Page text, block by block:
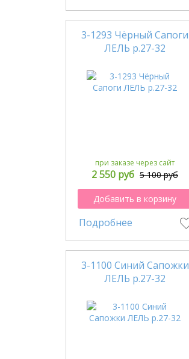
3-1293 Чёрный Сапоги
ЛЕЛЬ р.27-32
при заказе через сайт
2 550 руб 5 100 руб
Добавить в корзину
Подробнее
3-1100 Синий Сапожки
ЛЕЛЬ р.27-32